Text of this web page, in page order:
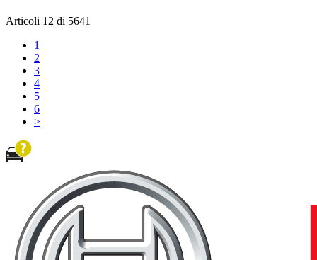
Articoli 12 di 5641
1
2
3
4
5
6
>